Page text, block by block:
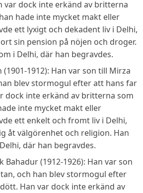
var dock inte erkänd av britterna
hade inte mycket makt eller
ett lyxigt och dekadent liv i Delhi,
sin pension på nöjen och droger.
i Delhi, där han begravdes.
1912): Han var son till Mirza
blev stormogul efter att hans far
dock inte erkänd av britterna som
inte mycket makt eller
ett enkelt och fromt liv i Delhi,
åt välgörenhet och religion. Han
där han begravdes.
Bahadur (1912-1926): Han var son
och han blev stormogul efter
Han var dock inte erkänd av